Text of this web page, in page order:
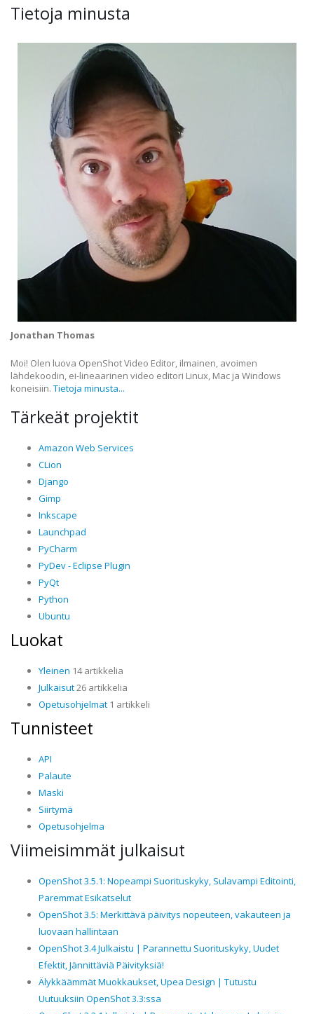
Tietoja minusta
Jonathan Thomas
Moi! Olen luova OpenShot Video Editor, ilmainen, avoimen
lähdekoodin, ei-lineaarinen video editori Linux, Mac ja Windows
koneisiin. Tietoja minusta...
Tärkeät projektit
Amazon Web Services
CLion
Django
Gimp
Inkscape
Launchpad
PyCharm
PyDev - Eclipse Plugin
PyQt
Python
Ubuntu
Luokat
Yleinen 14 artikkelia
Julkaisut26 artikkelia
Opetusohjelmat 1 artikkeli
Tunnisteet
API
Palaute
Maski
Siirtymä
Opetusohjelma
Viimeisimmät julkaisut
OpenShot 3.5.1: Nopeampi Suorituskyky, Sulavampi Editointi,
Paremmat Esikatselut
OpenShot 3.5: Merkittävä päivitys nopeuteen, vakauteen ja
luovaan hallintaan
OpenShot 3.4 Julkaistu | Parannettu Suorituskyky, Uudet
Efektit, Jännittäviä Päivityksiä!
Älykkäämmät Muokkaukset, Upea Design | Tutustu
Uutuuksiin OpenShot 3.3:ssa